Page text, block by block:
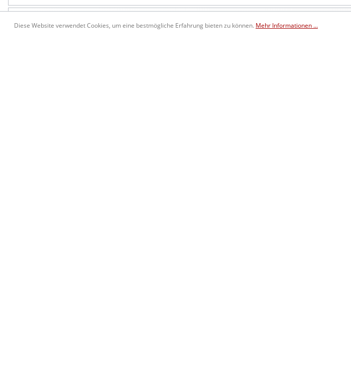
Grenz-Gewindelehrdorn
Diese Website verwendet Cookies, um eine bestmögliche Erfahrung bieten zu können. Mehr Informationen ...